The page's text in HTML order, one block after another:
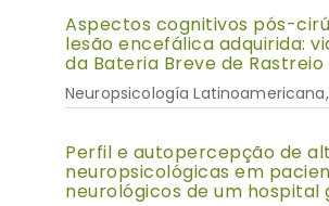
Aspectos cognitivos pós-
lesão encefálica adquirida:
da Bateria Breve de
Neuropsicología
Perfil e autopercepção de
neuropsicológicas em
neurológicos de um hospital